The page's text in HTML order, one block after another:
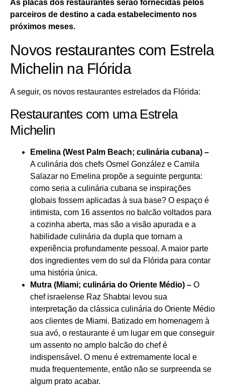
As placas dos restaurantes serão fornecidas pelos
parceiros de destino a cada estabelecimento nos
próximos meses.
Novos restaurantes com Estrela
Michelin na Flórida
A seguir, os novos restaurantes estrelados da Flórida:
Restaurantes com uma Estrela
Michelin
Emelina (West Palm Beach; culinária cubana) –
A culinária dos chefs Osmel González e Camila
Salazar no Emelina propõe a seguinte pergunta:
como seria a culinária cubana se inspirações
globais fossem aplicadas à sua base? O espaço é
intimista, com 16 assentos no balcão voltados para
a cozinha aberta, mas são a visão apurada e a
habilidade culinária da dupla que tornam a
experiência profundamente pessoal. A maior parte
dos ingredientes vem do sul da Flórida para contar
uma história única.
Mutra (Miami; culinária do Oriente Médio) – O
chef israelense Raz Shabtai levou sua
interpretação da clássica culinária do Oriente Médio
aos clientes de Miami. Batizado em homenagem à
sua avó, o restaurante é um lugar em que conseguir
um assento no amplo balcão do chef é
indispensável. O menu é extremamente local e
muda frequentemente, então não se surpreenda se
algum prato acabar.